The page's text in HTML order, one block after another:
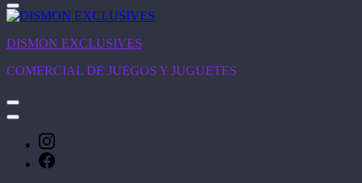
DISMON EXCLUSIVES
COMERCIAL DE JUEGOS Y JUGUETES